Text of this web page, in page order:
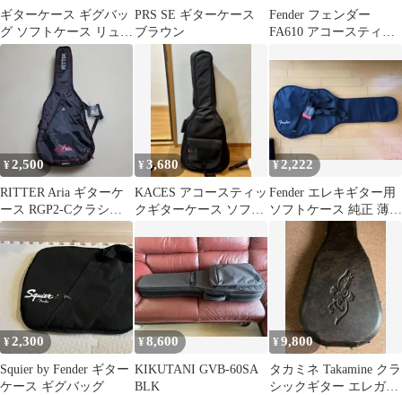
ギターケース ギグバッ
グ ソフトケース リュッ
クタイプ ブラック
PRS SE ギターケース
ブラウン
Fender フェンダー
FA610 アコースティッ
¥2,500
RITTER Aria ギターケ
ース RGP2-Cクラシッ
クギター用
¥3,680
KACES アコースティッ
クギターケース ソフト
¥2,222
Fender エレキギター用
ソフトケース 純正 薄手
フェンダー
¥2,300
Squier by Fender ギター
ケース ギグバッグ
¥8,600
KIKUTANI GVB-60SA
BLK
¥9,800
タカミネ Takamine クラ
シックギター エレガッ